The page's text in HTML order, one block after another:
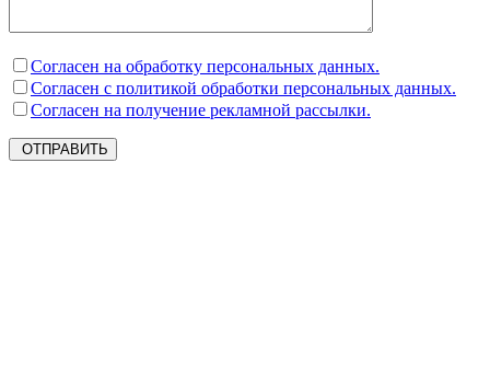
Согласен на обработку персональных данных.
Согласен с политикой обработки персональных данных.
Согласен на получение рекламной рассылки.
ОТПРАВИТЬ